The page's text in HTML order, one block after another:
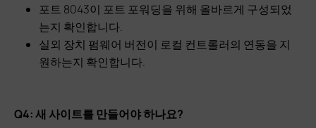
포트 8043이 포트 포워딩을 위해 올바르게 구성되었
는지 확인합니다.
실외 장치 펌웨어 버전이 로컬 컨트롤러의 연동을 지
원하는지 확인합니다.
Q4: 새 사이트를 만들어야 하나요?